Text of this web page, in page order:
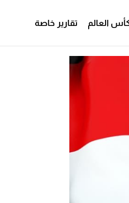
العالم تقارير خاصة